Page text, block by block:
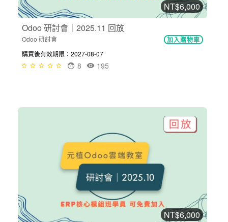
NT$6,000
Odoo 研討會｜2025.11 回放
Odoo 研討會 加入購物車
購買後有效期限：2027-08-07
195
8
NT$6,000